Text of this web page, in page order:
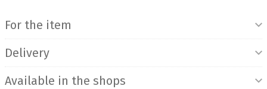
For the item
Delivery
Available in the shops